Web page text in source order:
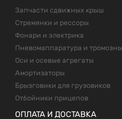
Запчасти сдвижных крыш
Стремянки и рессоры
Фонари и электрика
Пневомаппаратура и
Оси и осевые агрегаты
Амортизаторы
Брызговики для грузовиков
Отбойники прицепов
ОПЛАТА И ДОСТАВКА